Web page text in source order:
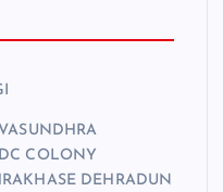
COLONY
DEHRADUN